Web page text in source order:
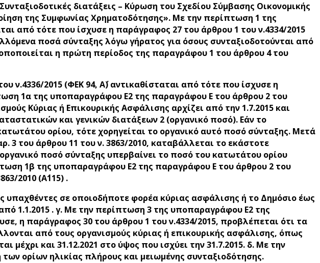
διατάξεις – Κύρωση του Σχεδίου Σύμβασης Οικονομικής
της Συμφωνίας Χρηματοδότησης». Με την περίπτωση 1 της
από τότε που ίσχυσε η παράγραφος 27 του άρθρου 1 του ν.4334/2015
ποσά σύνταξης λόγω γήρατος για όσους συνταξιοδοτούνται από
η πρώτη περίοδος της παραγράφου 1 του άρθρου 4 του
2015 (ΦΕΚ 94, Α΄) αντικαθίσταται από τότε που ίσχυσε η
1α της υποπαραγράφου Ε2 της παραγράφου Ε του άρθρου 2 του
Κύριας ή Επικουρικής Ασφάλισης αρχίζει από την 1.7.2015 και
και γενικών διατάξεων 2 (οργανικό ποσό). Εάν το
ορίου, τότε χορηγείται το οργανικό αυτό ποσό σύνταξης. Μετά
3 του άρθρου 11 του ν. 3863/2010, καταβάλλεται το εκάστοτε
ποσό σύνταξης υπερβαίνει το ποσό του κατωτάτου ορίου
1β της υποπαραγράφου Ε2 της παραγράφου Ε του άρθρου 2 του
2010 (Α΄115) .
υπαχθέντες σε οποιοδήποτε φορέα κύριας ασφάλισης ή το Δημόσιο έως
1.1.2015 . γ. Με την περίπτωση 3 της υποπαραγράφου Ε2 της
η παράγραφος 30 του άρθρου 1 του ν.4334/2015, προβλέπεται ότι τα
από τους οργανισμούς κύριας ή επικουρικής ασφάλισης, όπως
μέχρι και 31.12.2021 στο ύψος που ισχύει την 31.7.2015. δ. Με την
ορίων ηλικίας πλήρους και μειωμένης συνταξιοδότησης.